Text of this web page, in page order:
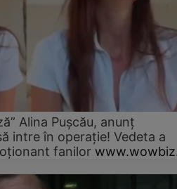
Alina Pușcău, anunț
intre în operație! Vedeta a
fanilor